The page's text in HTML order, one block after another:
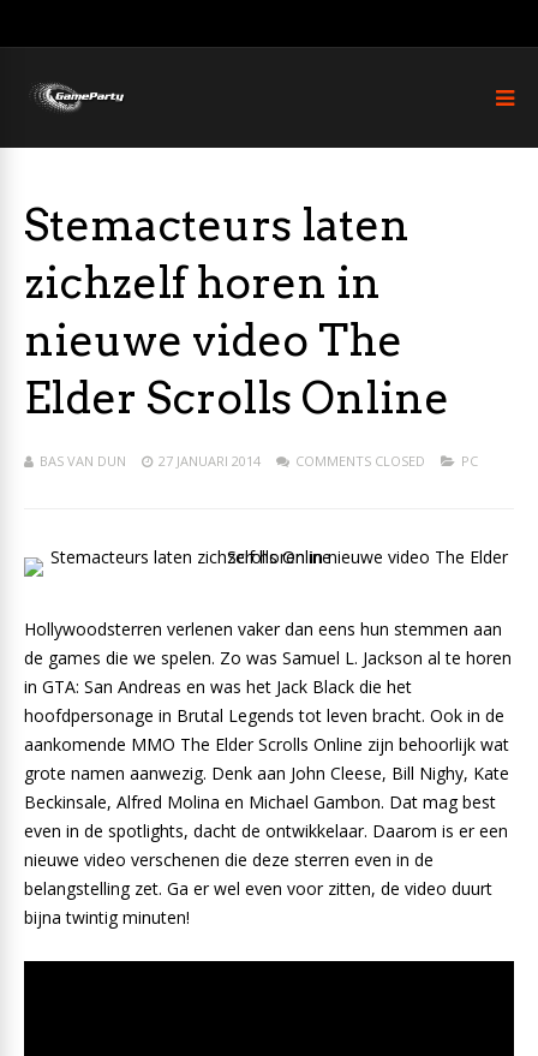
Stemacteurs laten
zichzelf horen in
nieuwe video The
Elder Scrolls Online
BAS VAN DUN 27 JANUARI 2014 COMMENTS CLOSED PC
Hollywoodsterren verlenen vaker dan eens hun stemmen aan
de games die we spelen. Zo was Samuel L. Jackson al te horen
in GTA: San Andreas en was het Jack Black die het
hoofdpersonage in Brutal Legends tot leven bracht. Ook in de
aankomende MMO The Elder Scrolls Online zijn behoorlijk wat
grote namen aanwezig. Denk aan John Cleese, Bill Nighy, Kate
Beckinsale, Alfred Molina en Michael Gambon. Dat mag best
even in de spotlights, dacht de ontwikkelaar. Daarom is er een
nieuwe video verschenen die deze sterren even in de
belangstelling zet. Ga er wel even voor zitten, de video duurt
bijna twintig minuten!